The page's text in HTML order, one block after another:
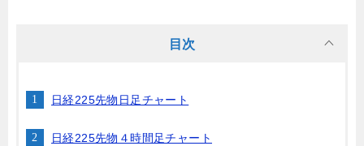
目次
日経225先物日足チャート
日経225先物４時間足チャート